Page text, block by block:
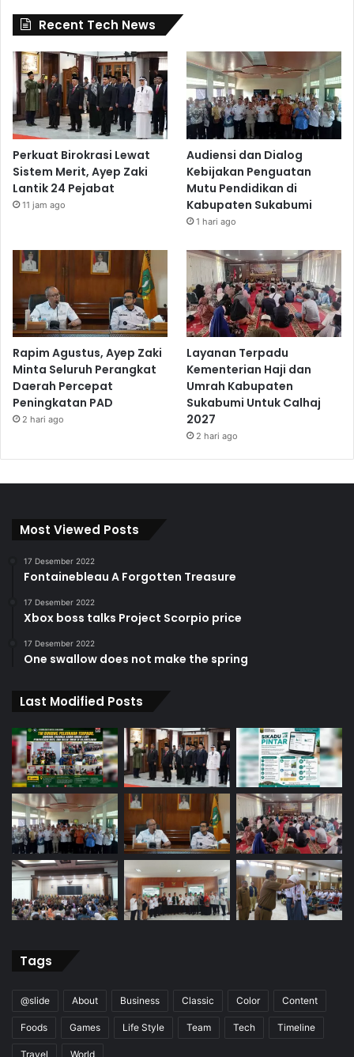
Recent Tech News
Perkuat Birokrasi Lewat
Sistem Merit, Ayep Zaki
Lantik 24 Pejabat
11 jam ago
Audiensi dan Dialog
Kebijakan Penguatan
Mutu Pendidikan di
Kabupaten Sukabumi
1 hari ago
Rapim Agustus, Ayep Zaki
Minta Seluruh Perangkat
Daerah Percepat
Peningkatan PAD
2 hari ago
Layanan Terpadu
Kementerian Haji dan
Umrah Kabupaten
Sukabumi Untuk Calhaj
2027
2 hari ago
Most Viewed Posts
17 Desember 2022
Fontainebleau A Forgotten Treasure
17 Desember 2022
Xbox boss talks Project Scorpio price
17 Desember 2022
One swallow does not make the spring
Last Modified Posts
Tags
@slide About Business Classic Color Content
Foods Games Life Style Team Tech Timeline
Travel World